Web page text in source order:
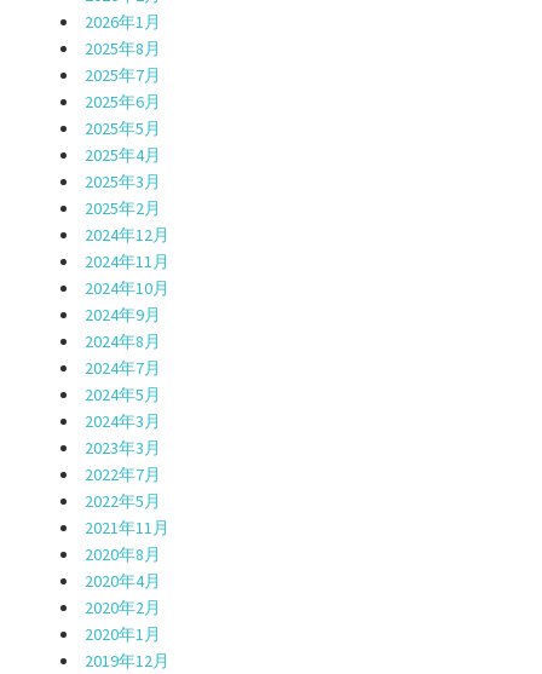
2026年1月
2025年8月
2025年7月
2025年6月
2025年5月
2025年4月
2025年3月
2025年2月
2024年12月
2024年11月
2024年10月
2024年9月
2024年8月
2024年7月
2024年5月
2024年3月
2023年3月
2022年7月
2022年5月
2021年11月
2020年8月
2020年4月
2020年2月
2020年1月
2019年12月